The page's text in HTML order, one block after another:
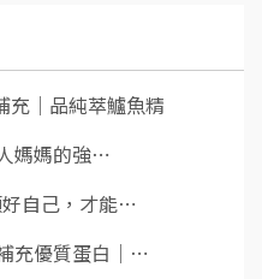
充｜品純萃鱸魚精
媽媽的強⋯
自己，才能⋯
充優質蛋白｜⋯